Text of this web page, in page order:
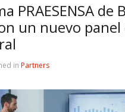
PRAESENSA de
un nuevo panel
in Partners